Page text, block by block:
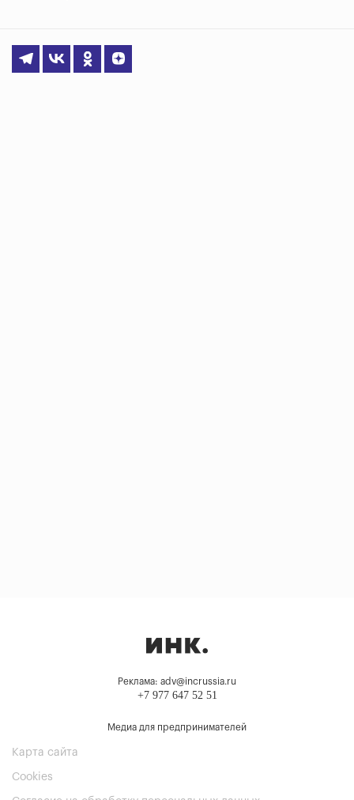
Реклама: adv@incrussia.ru
+7 977 647 52 51
Медиа для предпринимателей
Карта сайта
Cookies